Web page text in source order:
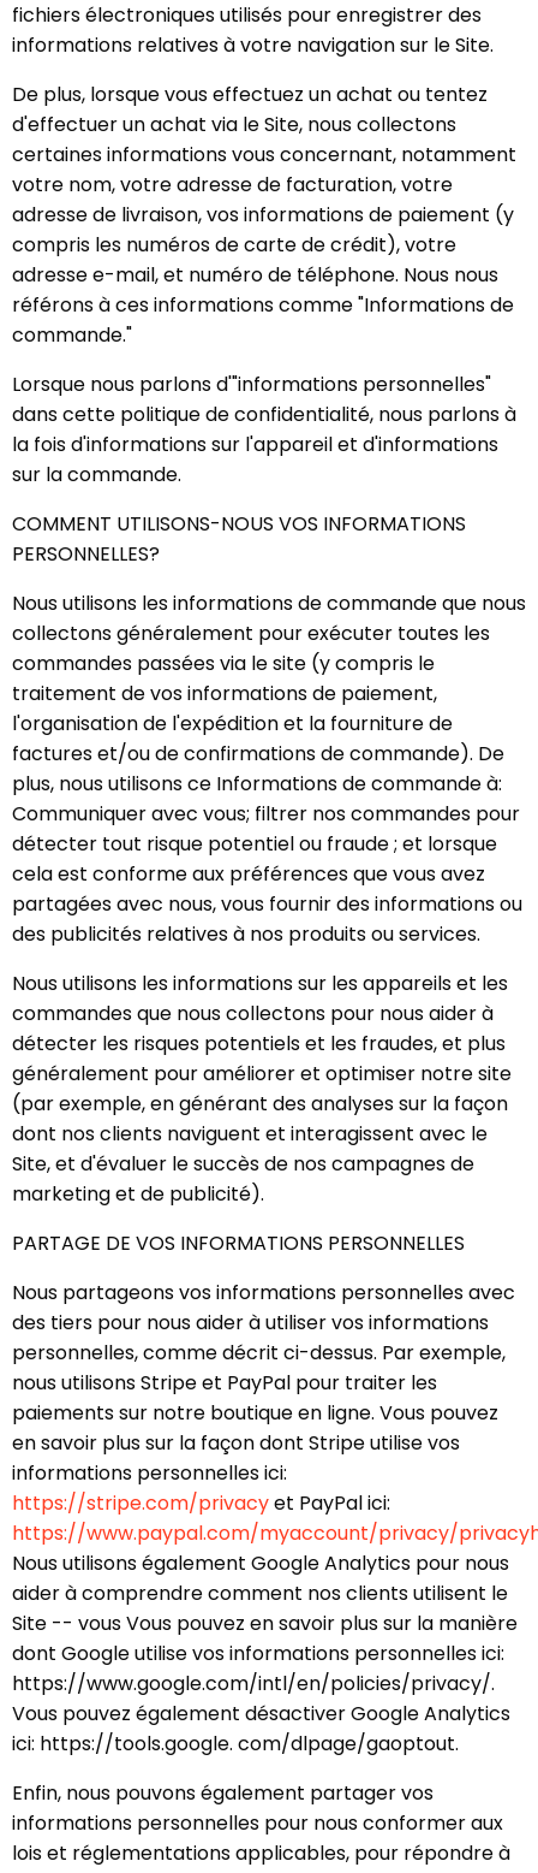
fichiers électroniques utilisés pour enregistrer des
informations relatives à votre navigation sur le Site.
De plus, lorsque vous effectuez un achat ou tentez
d'effectuer un achat via le Site, nous collectons
certaines informations vous concernant, notamment
votre nom, votre adresse de facturation, votre
adresse de livraison, vos informations de paiement (y
compris les numéros de carte de crédit), votre
adresse e-mail, et numéro de téléphone. Nous nous
référons à ces informations comme "Informations de
commande."
Lorsque nous parlons d'"informations personnelles"
dans cette politique de confidentialité, nous parlons à
la fois d'informations sur l'appareil et d'informations
sur la commande.
COMMENT UTILISONS-NOUS VOS INFORMATIONS
PERSONNELLES?
Nous utilisons les informations de commande que nous
collectons généralement pour exécuter toutes les
commandes passées via le site (y compris le
traitement de vos informations de paiement,
l'organisation de l'expédition et la fourniture de
factures et/ou de confirmations de commande). De
plus, nous utilisons ce Informations de commande à:
Communiquer avec vous; filtrer nos commandes pour
détecter tout risque potentiel ou fraude ; et lorsque
cela est conforme aux préférences que vous avez
partagées avec nous, vous fournir des informations ou
des publicités relatives à nos produits ou services.
Nous utilisons les informations sur les appareils et les
commandes que nous collectons pour nous aider à
détecter les risques potentiels et les fraudes, et plus
généralement pour améliorer et optimiser notre site
(par exemple, en générant des analyses sur la façon
dont nos clients naviguent et interagissent avec le
Site, et d'évaluer le succès de nos campagnes de
marketing et de publicité).
PARTAGE DE VOS INFORMATIONS PERSONNELLES
Nous partageons vos informations personnelles avec
des tiers pour nous aider à utiliser vos informations
personnelles, comme décrit ci-dessus. Par exemple,
nous utilisons Stripe et PayPal pour traiter les
paiements sur notre boutique en ligne. Vous pouvez
en savoir plus sur la façon dont Stripe utilise vos
informations personnelles ici:
https://stripe.com/privacyet PayPal ici:
https://www.paypal.com/myaccount/privacy/
Nous utilisons également Google Analytics pour nous
aider à comprendre comment nos clients utilisent le
Site -- vous Vous pouvez en savoir plus sur la manière
dont Google utilise vos informations personnelles ici:
https://www.google.com/intl/en/policies/privacy/.
Vous pouvez également désactiver Google Analytics
ici: https://tools.google. com/dlpage/gaoptout.
Enfin, nous pouvons également partager vos
informations personnelles pour nous conformer aux
lois et réglementations applicables, pour répondre à